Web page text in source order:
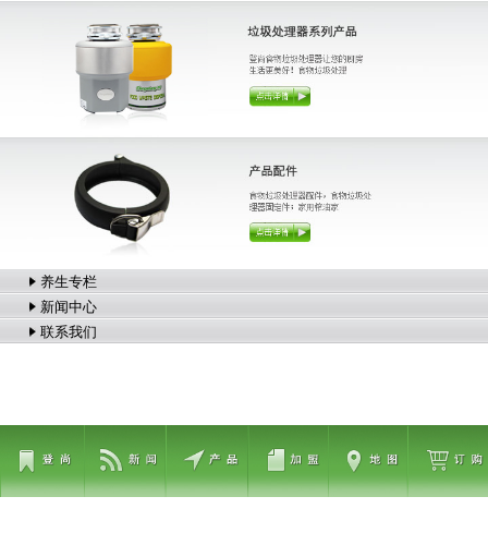
养生专栏
新闻中心
联系我们